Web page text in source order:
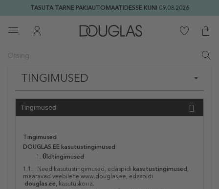
TASUTA TARNE PAKIAUTOMAATIDESSE KUNI 09.08.2026
TINGIMUSED
Tingimused
Tingimused
DOUGLAS.EE kasutustingimused
Üldtingimused
1.1. Need kasutustingimused, edaspidi kasutustingimused,
määravad veebilehe www.douglas.ee, edaspidi
douglas.ee, kasutuskorra.